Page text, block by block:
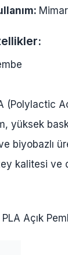
(Polylactic
yüksek
biyobazlı
kalitesi ve
Açık